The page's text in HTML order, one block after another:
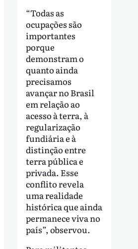
“Todas as
ocupações são
importantes
porque
demonstram o
quanto ainda
precisamos
avançar no Brasil
em relação ao
acesso à terra, à
regularização
fundiária e à
distinção entre
terra pública e
privada. Esse
conflito revela
uma realidade
histórica que ainda
permanece viva no
país”, observou.